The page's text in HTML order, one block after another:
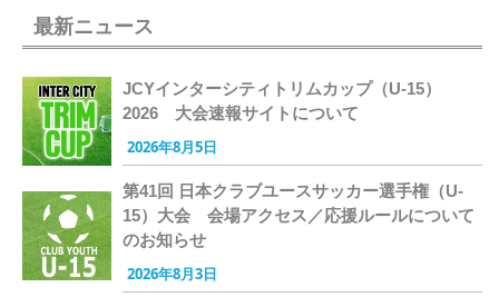
最新ニュース
JCYインターシティトリムカップ（U-15）
2026 大会速報サイトについて
2026年8月5日
第41回 日本クラブユースサッカー選手権（U-
15）大会 会場アクセス／応援ルールについて
のお知らせ
2026年8月3日